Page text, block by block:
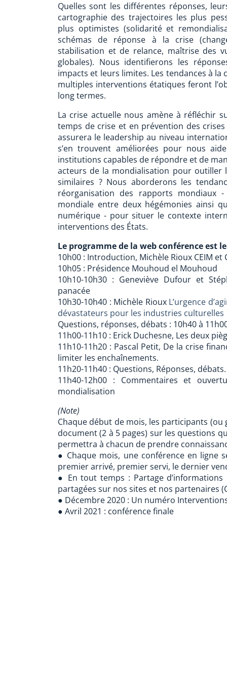
Quelles sont les différentes réponses,
cartographie des trajectoires les plus
plus optimistes (solidarité et
schémas de réponse à la crise
stabilisation et de relance, maîtrise des
globales). Nous identifierons les
impacts et leurs limites. Les tendances à
multiples interventions étatiques feront
long termes.
La crise actuelle nous amène à réfléchir
temps de crise et en prévention des
assurera le leadership au niveau
s’en trouvent améliorées pour nous
institutions capables de répondre et de
acteurs de la mondialisation pour outiller
similaires ? Nous aborderons les
réorganisation des rapports mondiaux
mondiale entre deux hégémonies ainsi
numérique - pour situer le contexte
interventions des États.
Le programme de la web conférence est
10h00 : Introduction, Michèle Rioux CEIM et
10h05 : Présidence Mouhoud el Mouhoud
10h10-10h30 : Geneviève Dufour et
panacée
10h30-10h40 : Michèle Rioux L’urgence
dévastateurs pour les industries culturelles
Questions, réponses, débats : 10h40 à
11h00-11h10 : Erick Duchesne, Les deux
11h10-11h20 : Pascal Petit, De la crise
limiter les enchaînements.
11h20-11h40 : Questions, Réponses, débats.
11h40-12h00 : Commentaires et
mondialisation
(Note)
Chaque début de mois, les participants
document (2 à 5 pages) sur les questions
permettra à chacun de prendre
● Chaque mois, une conférence en ligne
premier arrivé, premier servi, le dernier
● En tout temps : Partage
partagées sur nos sites et nos partenaires
● Décembre 2020 : Un numéro
● Avril 2021 : conférence finale